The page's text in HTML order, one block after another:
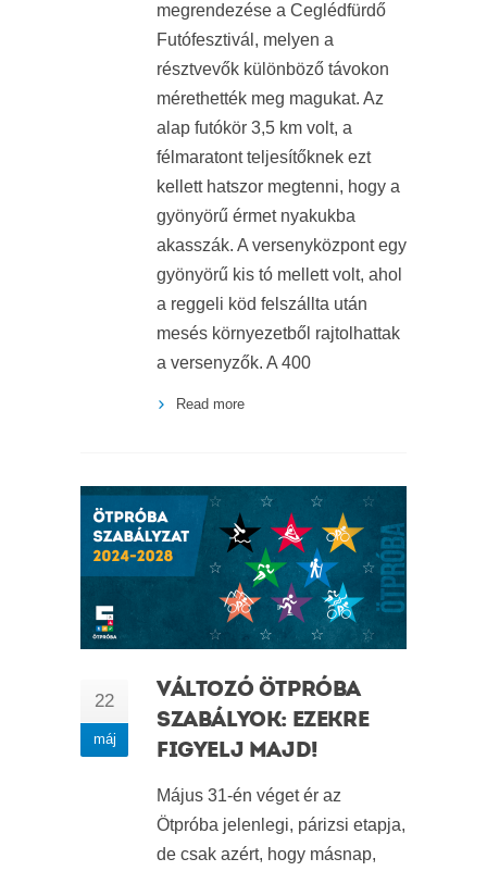
megrendezése a Ceglédfürdő
Futófesztivál, melyen a
résztvevők különböző távokon
mérethették meg magukat. Az
alap futókör 3,5 km volt, a
félmaratont teljesítőknek ezt
kellett hatszor megtenni, hogy a
gyönyörű érmet nyakukba
akasszák. A versenyközpont egy
gyönyörű kis tó mellett volt, ahol
a reggeli köd felszállta után
mesés környezetből rajtolhattak
a versenyzők. A 400
Read more
22
máj
VÁLTOZÓ ÖTPRÓBA
SZABÁLYOK: EZEKRE
FIGYELJ MAJD!
Május 31-én véget ér az
Ötpróba jelenlegi, párizsi etapja,
de csak azért, hogy másnap,